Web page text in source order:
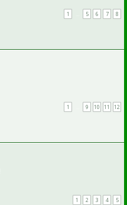
1 5 6 7 8
1 9 10 11 12
1 2 3 4 5